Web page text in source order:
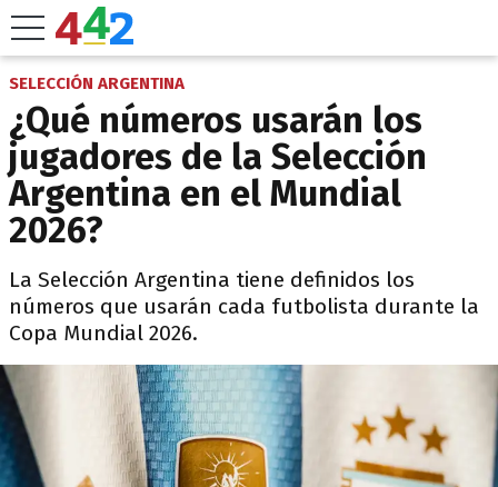
SELECCIÓN ARGENTINA
¿Qué números usarán los
jugadores de la Selección
Argentina en el Mundial
2026?
La Selección Argentina tiene definidos los
números que usarán cada futbolista durante la
Copa Mundial 2026.